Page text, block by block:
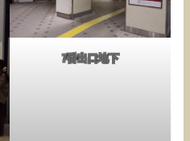
7番出口地下